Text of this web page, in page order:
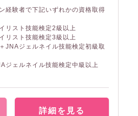
経験者で下記いずれかの資格取得
イリスト技能検定2級以上
リスト技能検定3級以上
ジェルネイル技能検定初級取
ジェルネイル技能検定中級以上
詳細を見る